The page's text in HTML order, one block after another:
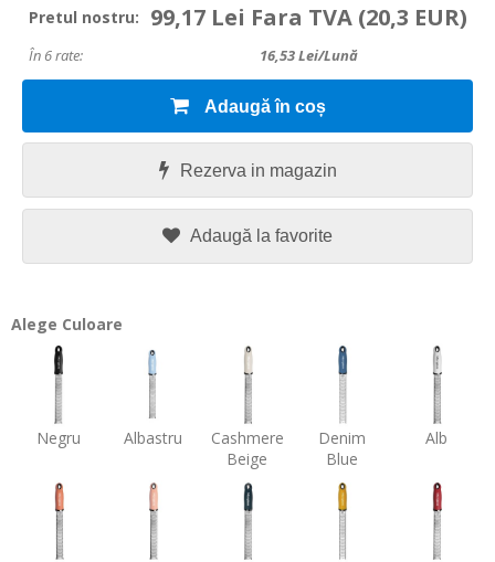
Pretul nostru: 99,17 Lei Fara TVA (20,3 EUR)
În 6 rate: 16,53Lei/lună
Adaugă în coș
Rezerva in magazin
Adaugă la favorite
Alege Culoare
Negru Albastru
Cashmere
Beige
Denim
Blue
Alb